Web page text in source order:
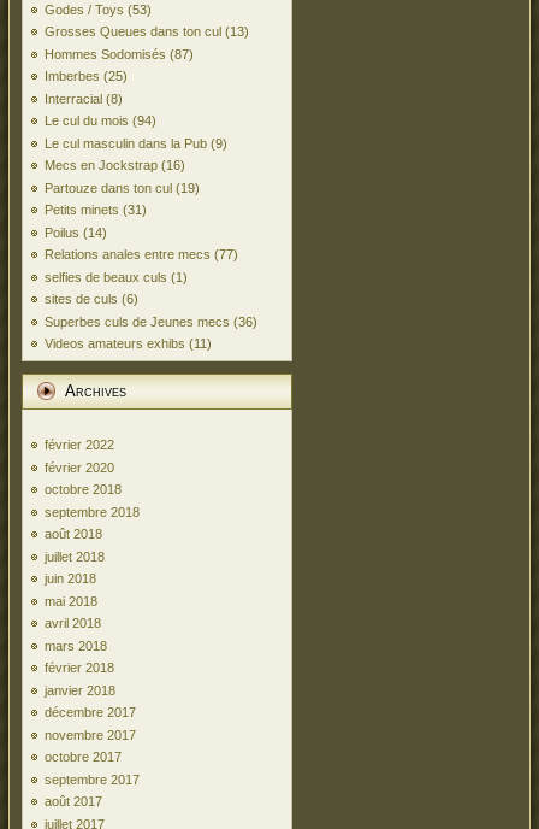
Godes / Toys (53)
Grosses Queues dans ton cul (13)
Hommes Sodomisés (87)
Imberbes (25)
Interracial (8)
Le cul du mois (94)
Le cul masculin dans la Pub (9)
Mecs en Jockstrap (16)
Partouze dans ton cul (19)
Petits minets (31)
Poilus (14)
Relations anales entre mecs (77)
selfies de beaux culs (1)
sites de culs (6)
Superbes culs de Jeunes mecs (36)
Videos amateurs exhibs (11)
Archives
février 2022
février 2020
octobre 2018
septembre 2018
août 2018
juillet 2018
juin 2018
mai 2018
avril 2018
mars 2018
février 2018
janvier 2018
décembre 2017
novembre 2017
octobre 2017
septembre 2017
août 2017
juillet 2017